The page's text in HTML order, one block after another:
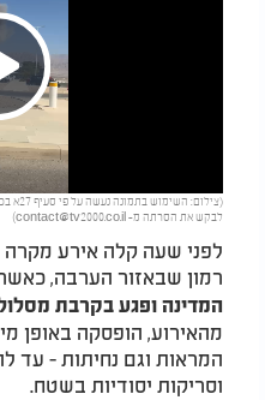
לבקש את הסרתה מ- contact@tv2000.co.il
)
לפני שעה קלה אירע מקרה
רמון שבאזור הערבה,
המדינה ופגע בקרבת
מהאירוע, הופסקה באופן
המראות וגם נחיתות - עד
וסריקות יסודיות בשטח.